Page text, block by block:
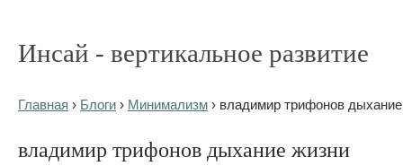
Инсай - вертикальное развитие
Главная › Блоги › Минимализм › владимир трифонов
владимир трифонов дыхание жизни